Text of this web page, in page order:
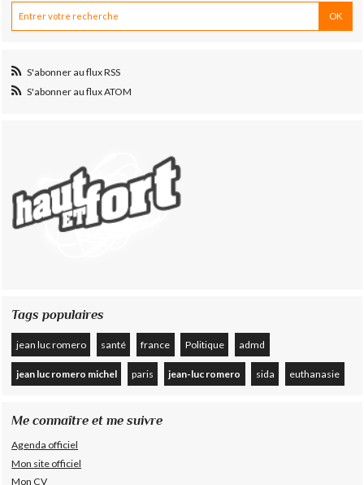
S'abonner au flux RSS
S'abonner au flux ATOM
Tags populaires
jean luc romero santé france Politique admd
jean luc romero michel paris jean-luc romero sida euthanasie
Me connaître et me suivre
Agenda officiel
Mon site officiel
Mon CV